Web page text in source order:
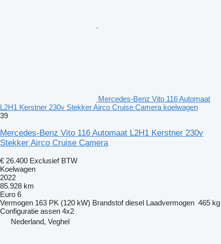
Mercedes-Benz Vito 116 Automaat
L2H1 Kerstner 230v Stekker Airco Cruise Camera koelwagen
39
Mercedes-Benz Vito 116 Automaat L2H1 Kerstner 230v
Stekker Airco Cruise Camera
€ 26.400 Exclusief BTW
Koelwagen
2022
85.928 km
Euro 6
Vermogen 163 PK (120 kW) Brandstof diesel Laadvermogen 465 kg
Configuratie assen 4x2
Nederland, Veghel